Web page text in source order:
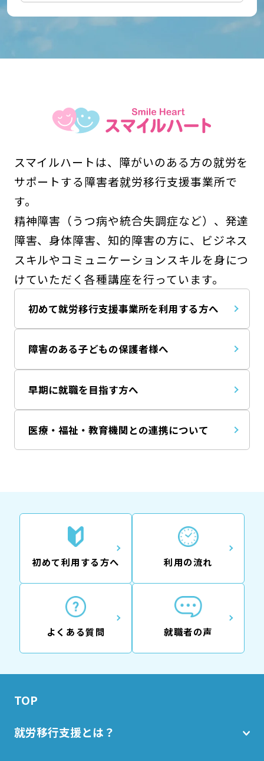
スマイルハートは、障がいのある方の就労を
サポートする障害者就労移行支援事業所で
す。
精神障害（うつ病や統合失調症など）、発達
障害、身体障害、知的障害の方に、ビジネス
スキルやコミュニケーションスキルを身につ
けていただく各種講座を行っています。
初めて就労移行支援事業所を利用する方へ
障害のある子どもの保護者様へ
早期に就職を目指す方へ
医療・福祉・教育機関との連携について
初めて利用する方へ 利用の流れ
よくある質問 就職者の声
TOP
就労移行支援とは？